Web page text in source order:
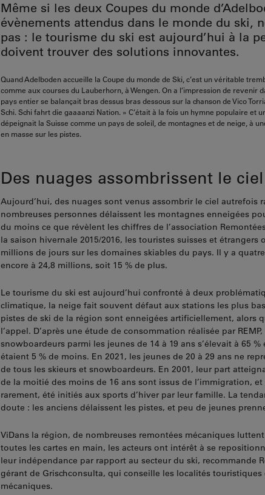
Même si les deux Coupes du monde
évènements attendus dans le monde du ski,
pas : le tourisme du ski est aujourd’hui à la
doivent trouver des solutions innovantes.
Quand Adelboden accueille la Coupe du monde de Ski, c’est un véritable
comme aux courses du Lauberhorn, à Wengen. On a l’impression de revenir
pays entier se balançait bras dessus bras dessous sur la chanson de Vico
Schi. Schi fahrt die gaaaanzi Nation. » C’était à la fois un hymne populaire et
dépeignait la Suisse comme un pays de soleil, de montagnes et de neige, à
en masse sur les pistes.
Des nuages assombrissent le
Aujourd’hui, des nuages sont venus assombrir le ciel autrefois
nombreuses personnes délaissent les montagnes enneigées
du moins ce que révèlent les chiffres de l’association
la saison hivernale 2015/2016, les touristes suisses et étrangers
millions de jours sur les domaines skiables du pays. Il y a
encore à 24,8 millions, soit 15 % de plus.
Le tourisme du ski est aujourd’hui confronté à deux
climatique, la neige fait souvent défaut aux stations les plus
pistes de ski de la région sont enneigées artificiellement, alors
l’appel. D’après une étude de consommation réalisée par
snowboardeurs parmi les jeunes de 14 à 19 ans s’élevait à 65
étaient 5 % de moins. En 2021, les jeunes de 20 à 29 ans ne
de tous les skieurs et snowboardeurs. En 2001, leur part
de la moitié des moins de 16 ans sont issus de l’immigration,
rarement, été initiés aux sports d’hiver par leur famille. La
doute : les anciens délaissent les pistes, et peu de jeunes
ViDans la région, de nombreuses remontées mécaniques
toutes les cartes en main, les acteurs ont intérêt à se
leur indépendance par rapport au secteur du ski, recommande
gérant de Grischconsulta, qui conseille les localités touristiques
mécaniques.